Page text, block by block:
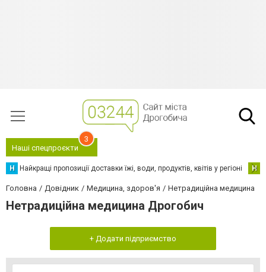
Наші спецпроєкти
3
Н Найкращі пропозиції доставки їжі, води, продуктів, квітів у регіоні Н
Головна Довідник Медицина, здоров'я Нетрадиційна медицина
Нетрадиційна медицина Дрогобич
+ Додати підприємство